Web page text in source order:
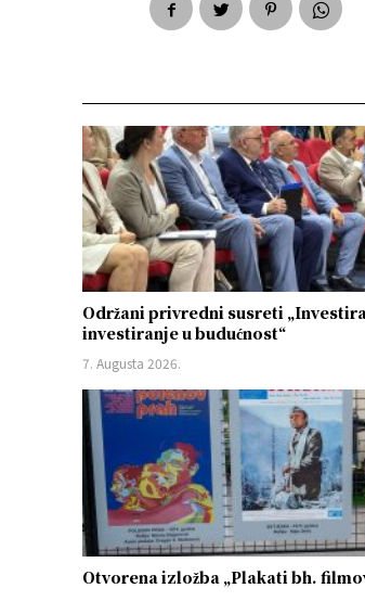
Održani privredni susreti
investiranje u budućnost“
7. Augusta 2026.
Otvorena izložba „Plakati bh.